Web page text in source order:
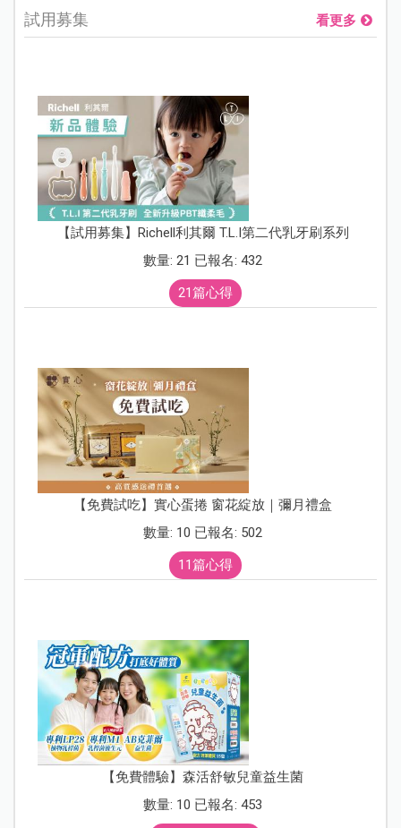
試用募集 看更多
【試用募集】Richell利其爾 T.L.I第二代乳牙刷系列
數量: 21 已報名: 432
21篇心得
【免費試吃】實心蛋捲 窗花綻放｜彌月禮盒
數量: 10 已報名: 502
11篇心得
【免費體驗】森活舒敏兒童益生菌
數量: 10 已報名: 453